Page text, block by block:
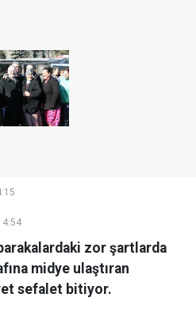
zor şartlarda
midye ulaştıran
sefalet bitiyor.